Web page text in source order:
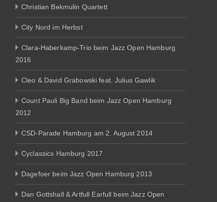
Christian Bekmulin Quartett
City Nord im Herbst
Clara-Haberkamp-Trio beim Jazz Open Hamburg
2016
Cleo & David Grabowski feat. Julius Gawlik
Count Pauli Big Band beim Jazz Open Hamburg
2012
CSD-Parade Hamburg am 2. August 2014
Cyclassics Hamburg 2017
Dagefoer beim Jazz Open Hamburg 2013
Dan Gottshall & Artfull Earfull beim Jazz Open